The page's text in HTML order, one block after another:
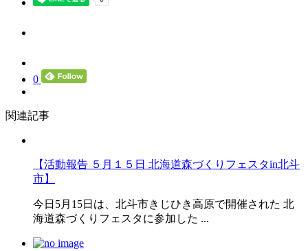
0
関連記事
【活動報告 ５月１５日 北海道森づくりフェスタin北斗
市】
今日5月15日は、北斗市きじひき高原で開催された 北
海道森づくりフェスタに参加した ...